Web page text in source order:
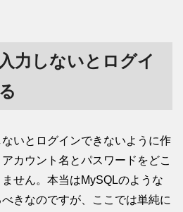
力しないとログイ
いとログインできないように作
カウント名とパスワードをどこ
せん。本当はMySQLのような
きなのですが、ここでは単純に